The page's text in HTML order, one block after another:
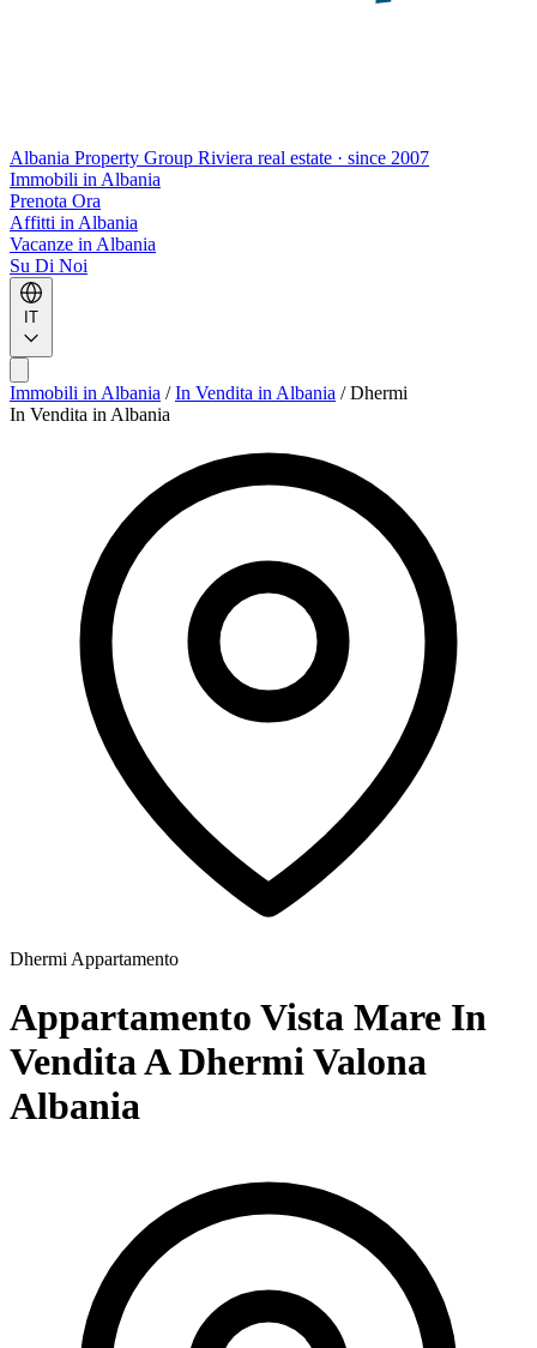
Albania Property Group Riviera real estate · since 2007
Immobili in Albania
Prenota Ora
Affitti in Albania
Vacanze in Albania
Su Di Noi
IT
Immobili in Albania / In Vendita in Albania / Dhermi
In Vendita in Albania
Dhermi Appartamento
Appartamento Vista Mare In
Vendita A Dhermi Valona
Albania